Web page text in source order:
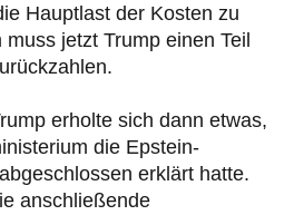
Hauptlast der Kosten zu
jetzt Trump einen Teil
erholte sich dann etwas,
die Epstein-
erklärt hatte.
anschließende